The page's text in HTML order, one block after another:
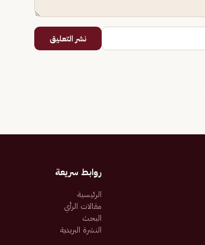
نشر التعليق
روابط سريعة
الرئيسية
مقالات الرأي
البحث
النشرة البريدية